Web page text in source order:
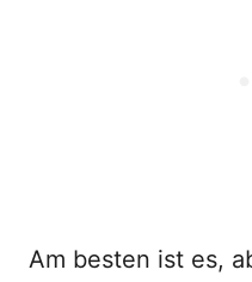
Am besten ist es,